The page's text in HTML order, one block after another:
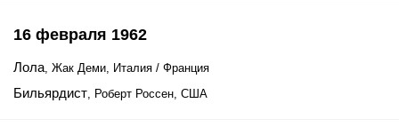
16 февраля 1962
Лола, Жак Деми, Италия / Франция
Бильярдист, Роберт Россен, США